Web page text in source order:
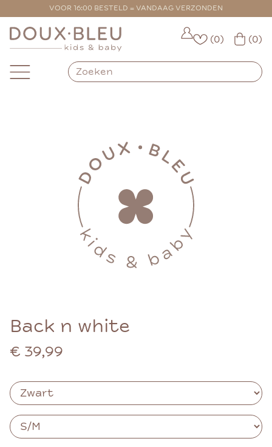
VANAF €500,00 GRATIS VERZENDING
VOOR 16:00 BESTELD = VANDAAG VERZONDEN
(0) (0)
Back n white
€ 39,99